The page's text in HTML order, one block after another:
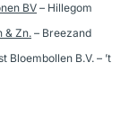
BV – Hillegom
& Zn. – Breezand
Bloembollen B.V.– ’t